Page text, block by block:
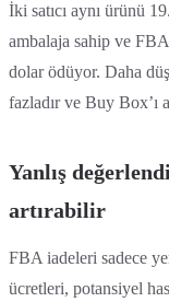
İki satıcı aynı ürünü
ambalaja sahip ve
dolar ödüyor. Daha
fazladır ve Buy Box’ı
Yanlış
artırabilir
FBA iadeleri sadece
ücretleri, potansiyel